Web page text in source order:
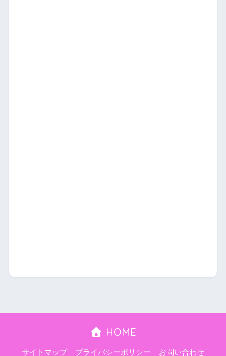
HOME
サイトマップ プライバシーポリシー お問い合わせ